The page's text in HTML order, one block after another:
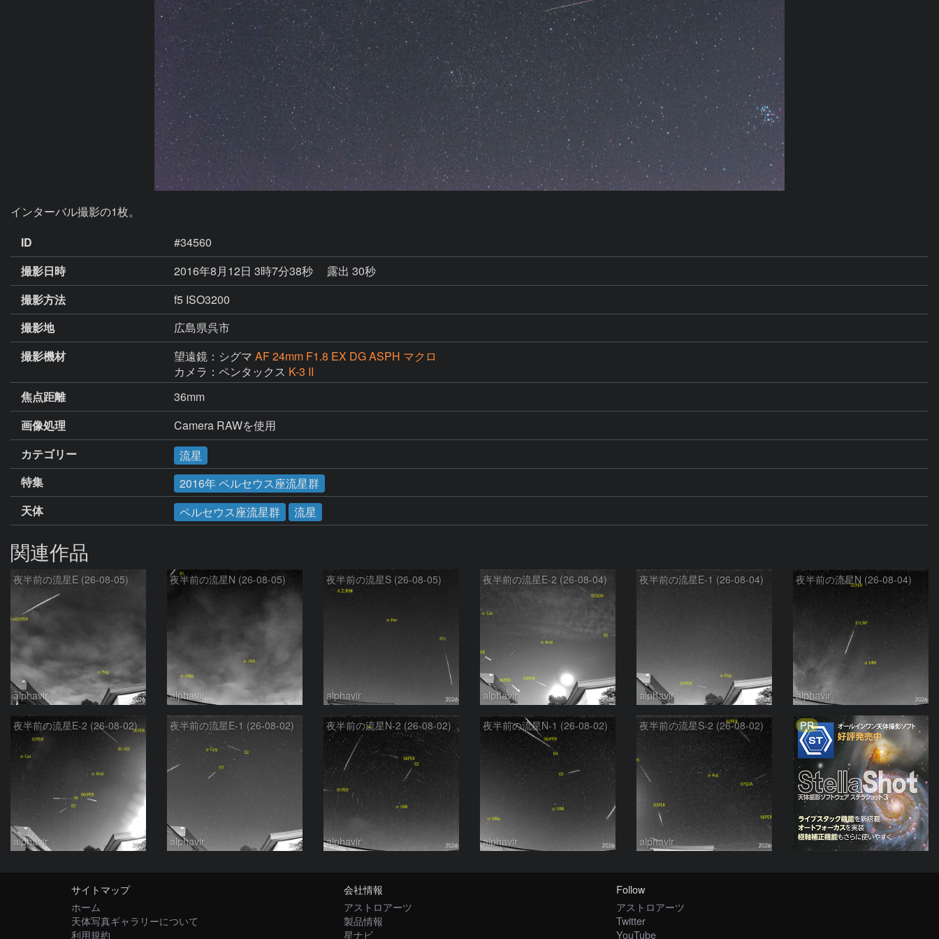
インターバル撮影の1枚。
ID
#34560
撮影日時
2016年8月12日 3時7分38秒
露出 30秒
撮影方法
f5 ISO3200
撮影地
広島県呉市
撮影機材
望遠鏡：シグマ AF 24mm F1.8 EX DG ASPH マクロ
カメラ：ペンタックス K-3 II
焦点距離
36mm
画像処理
Camera RAWを使用
カテゴリー
流星
特集
2016年 ペルセウス座流星群
天体
ペルセウス座流星群 流星
関連作品
夜半前の流星E (26-08-05)
alphavir
夜半前の流星N (26-08-05)
alphavir
夜半前の流星S (26-08-05)
alphavir
夜半前の流星E-2 (26-08-04)
alphavir
夜半前の流星E-1 (26-08-04)
alphavir
夜半前の流星N (26-08-04)
alphavir
夜半前の流星E-2 (26-08-02)
alphavir
夜半前の流星E-1 (26-08-02)
alphavir
夜半前の流星N-2 (26-08-02)
alphavir
夜半前の流星N-1 (26-08-02)
alphavir
夜半前の流星S-2 (26-08-02)
alphavir
PR
サイトマップ
ホーム
天体写真ギャラリーについて
利用規約
会社情報
アストロアーツ
製品情報
星ナビ
Follow
アストロアーツ
Twitter
YouTube